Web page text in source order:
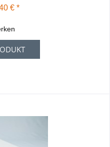
oder unter der Matratze auf
€ *